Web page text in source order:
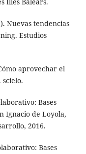
Nuevas tendencias
Estudios
aprovechar el
Bases
Ignacio de Loyola,
2016.
Bases